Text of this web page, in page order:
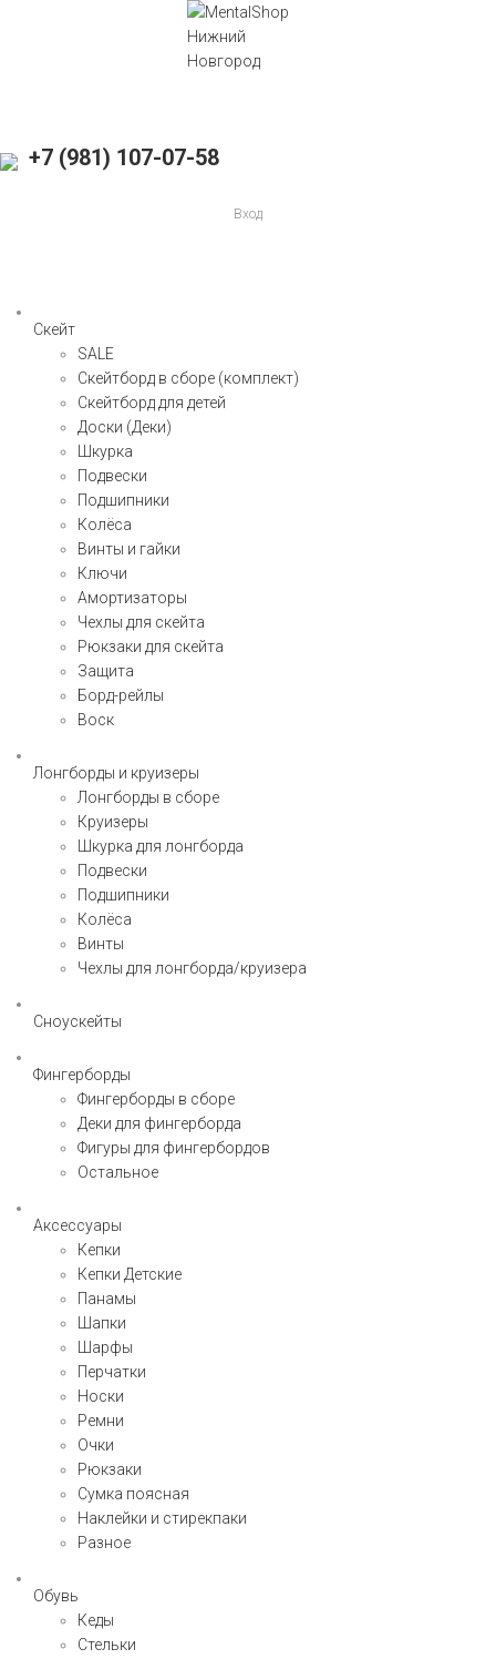
+7 (981) 107-07-58
Вход
Скейт
SALE
Скейтборд в сборе (комплект)
Скейтборд для детей
Доски (Деки)
Шкурка
Подвески
Подшипники
Колёса
Винты и гайки
Ключи
Амортизаторы
Чехлы для скейта
Рюкзаки для скейта
Защита
Борд-рейлы
Воск
Лонгборды и круизеры
Лонгборды в сборе
Круизеры
Шкурка для лонгборда
Подвески
Подшипники
Колёса
Винты
Чехлы для лонгборда/круизера
Сноускейты
Фингерборды
Фингерборды в сборе
Деки для фингерборда
Фигуры для фингербордов
Остальное
Аксессуары
Кепки
Кепки Детские
Панамы
Шапки
Шарфы
Перчатки
Носки
Ремни
Очки
Рюкзаки
Сумка поясная
Наклейки и стирекпаки
Разное
Обувь
Кеды
Стельки